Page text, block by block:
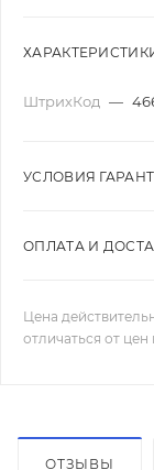
ШтрихКод —
УСЛОВИЯ
ОПЛАТА И
Цена
отличаться от
ОТЗЫВЫ